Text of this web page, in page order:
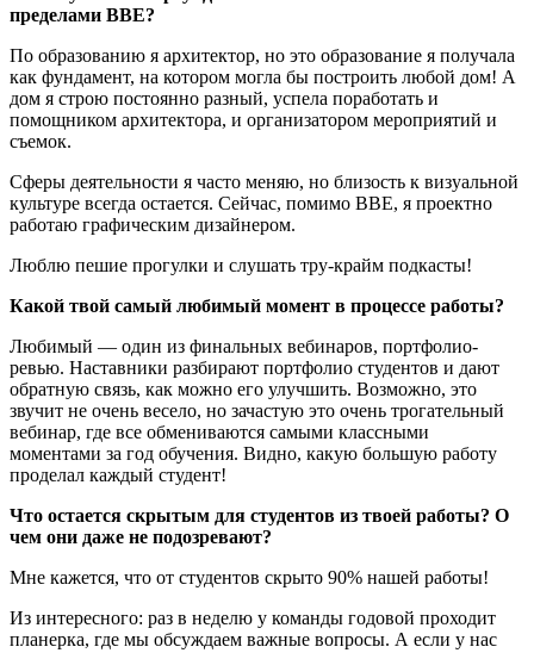
пределами BBE?
По образованию я архитектор, но это образование я получала
как фундамент, на котором могла бы построить любой дом! А
дом я строю постоянно разный, успела поработать и
помощником архитектора, и организатором мероприятий и
съемок.
Сферы деятельности я часто меняю, но близость к визуальной
культуре всегда остается. Сейчас, помимо BBE, я проектно
работаю графическим дизайнером.
Люблю пешие прогулки и слушать тру-крайм подкасты!
Какой твой самый любимый момент в процессе работы?
Любимый — один из финальных вебинаров, портфолио-
ревью. Наставники разбирают портфолио студентов и дают
обратную связь, как можно его улучшить. Возможно, это
звучит не очень весело, но зачастую это очень трогательный
вебинар, где все обмениваются самыми классными
моментами за год обучения. Видно, какую большую работу
проделал каждый студент!
Что остается скрытым для студентов из твоей работы? О
чем они даже не подозревают?
Мне кажется, что от студентов скрыто 90% нашей работы!
Из интересного: раз в неделю у команды годовой проходит
планерка, где мы обсуждаем важные вопросы. А если у нас